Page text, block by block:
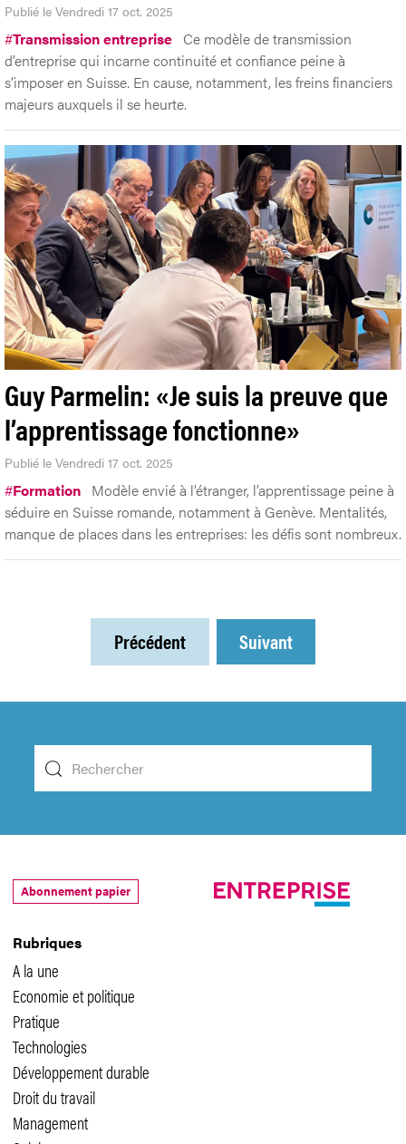
Publié le Vendredi 17 oct. 2025
#Transmission entreprise Ce modèle de transmission
d’entreprise qui incarne continuité et confiance peine à
s’imposer en Suisse. En cause, notamment, les freins financiers
majeurs auxquels il se heurte.
Guy Parmelin: «Je suis la preuve que
l’apprentissage fonctionne»
Publié le Vendredi 17 oct. 2025
#Formation Modèle envié à l’étranger, l’apprentissage peine à
séduire en Suisse romande, notamment à Genève. Mentalités,
manque de places dans les entreprises: les défis sont nombreux.
Précédent Suivant
Rubriques
A la une
Economie et politique
Pratique
Technologies
Développement durable
Droit du travail
Management
Abonnement papier